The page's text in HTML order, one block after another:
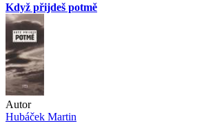
Když přijdeš potmě
Autor
Hubáček Martin